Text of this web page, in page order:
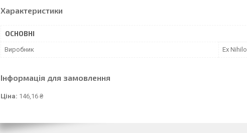
Характеристики
ОСНОВНІ
Виробник Ex Nihilo
Інформація для замовлення
Ціна: 146,16 ₴